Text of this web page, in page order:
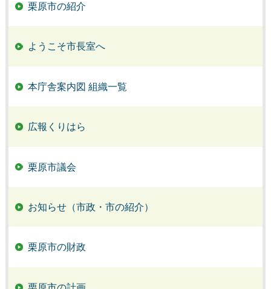
栗原市の紹介
ようこそ市長室へ
本庁舎案内図 組織一覧
広報くりはら
栗原市議会
お知らせ（市政・市の紹介）
栗原市の財政